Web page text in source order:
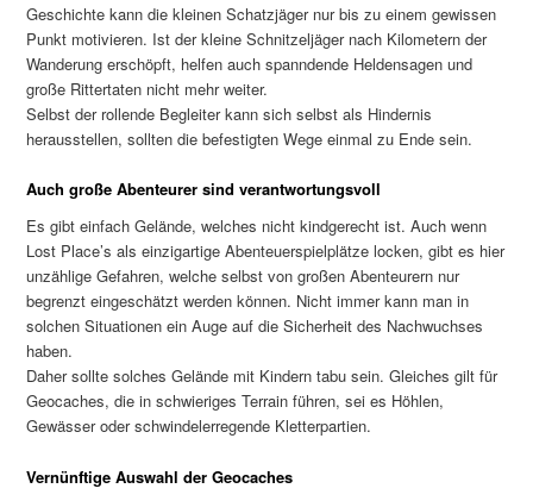
Geschichte kann die kleinen Schatzjäger nur bis zu einem gewissen
Punkt motivieren. Ist der kleine Schnitzeljäger nach Kilometern der
Wanderung erschöpft, helfen auch spanndende Heldensagen und
große Rittertaten nicht mehr weiter.
Selbst der rollende Begleiter kann sich selbst als Hindernis
herausstellen, sollten die befestigten Wege einmal zu Ende sein.
Auch große Abenteurer sind verantwortungsvoll
Es gibt einfach Gelände, welches nicht kindgerecht ist. Auch wenn
Lost Place’s als einzigartige Abenteuerspielplätze locken, gibt es hier
unzählige Gefahren, welche selbst von großen Abenteurern nur
begrenzt eingeschätzt werden können. Nicht immer kann man in
solchen Situationen ein Auge auf die Sicherheit des Nachwuchses
haben.
Daher sollte solches Gelände mit Kindern tabu sein. Gleiches gilt für
Geocaches, die in schwieriges Terrain führen, sei es Höhlen,
Gewässer oder schwindelerregende Kletterpartien.
Vernünftige Auswahl der Geocaches